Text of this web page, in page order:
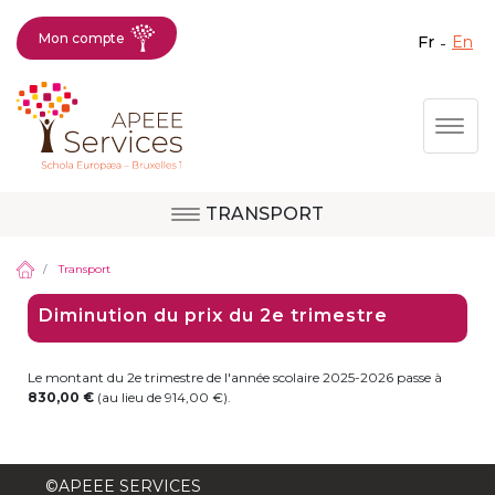
Aller
Fermer X
Question, avis,
demande, suggestion :
contactez le bon
service !
+32 (0)472 07 35 25
Mon compte fr en
TRANSPORT
Site de Berkendael
Transport
Diminution du prix du 2e trimestre
Le montant du 2e trimestre de l'année scolaire 2025-2026 passe à
830,00 € (au lieu de 914,00 €).
©APEEE SERVICES